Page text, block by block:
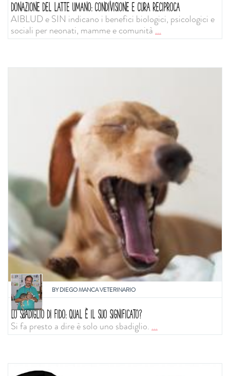
DONAZIONE DEL LATTE UMANO: CONDIVISIONE E CURA RECIPROCA
AIBLUD e SIN indicano i benefici biologici, psicologici e
sociali per neonati, mamme e comunità...
BYDIEGO MANCA VETERINARIO
LO SBADIGLIO DI FIDO: QUAL È IL SUO SIGNIFICATO?
Si fa presto a dire è solo uno sbadiglio....